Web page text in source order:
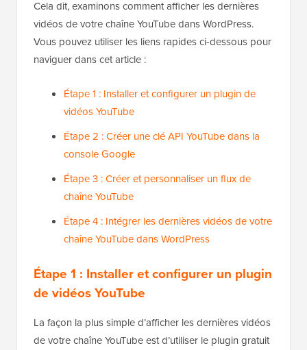
Cela dit, examinons comment afficher les dernières
vidéos de votre chaîne YouTube dans WordPress.
Vous pouvez utiliser les liens rapides ci-dessous pour
naviguer dans cet article :
Étape 1 : Installer et configurer un plugin de
vidéos YouTube
Étape 2 : Créer une clé API YouTube dans la
console Google
Étape 3 : Créer et personnaliser un flux de
chaîne YouTube
Étape 4 : Intégrer les dernières vidéos de votre
chaîne YouTube dans WordPress
Étape 1 : Installer et configurer un plugin
de vidéos YouTube
La façon la plus simple d’afficher les dernières vidéos
de votre chaîne YouTube est d’utiliser le plugin gratuit